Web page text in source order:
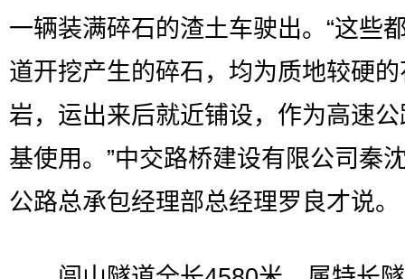
一辆装满碎石的渣土车驶出。“这些
道开挖产生的碎石，均为质地较硬
岩，运出来后就近铺设，作为高速
基使用。”中交路桥建设有限公司秦
公路总承包经理部总经理罗良才说。